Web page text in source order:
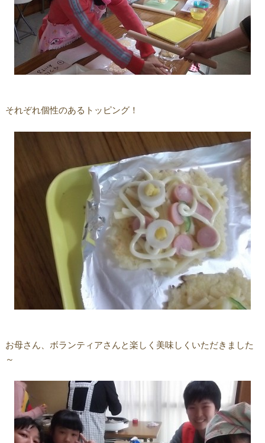
それぞれ個性のあるトッピング！
お母さん、ボランティアさんと楽しく美味しくいただきました
～